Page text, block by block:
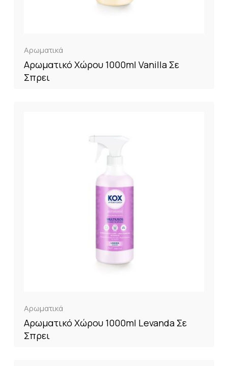
Αρωματικά
Αρωματικό Χώρου 1000ml Vanilla Σε
Σπρει
Αρωματικά
Αρωματικό Χώρου 1000ml Levanda Σε
Σπρει